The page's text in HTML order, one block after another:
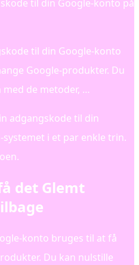
til din Google-konto på
til din Google-konto
Google-produkter. Du
de metoder, …
adgangskode til din
i et par enkle trin.
det Glemt
konto bruges til at få
Du kan nulstille